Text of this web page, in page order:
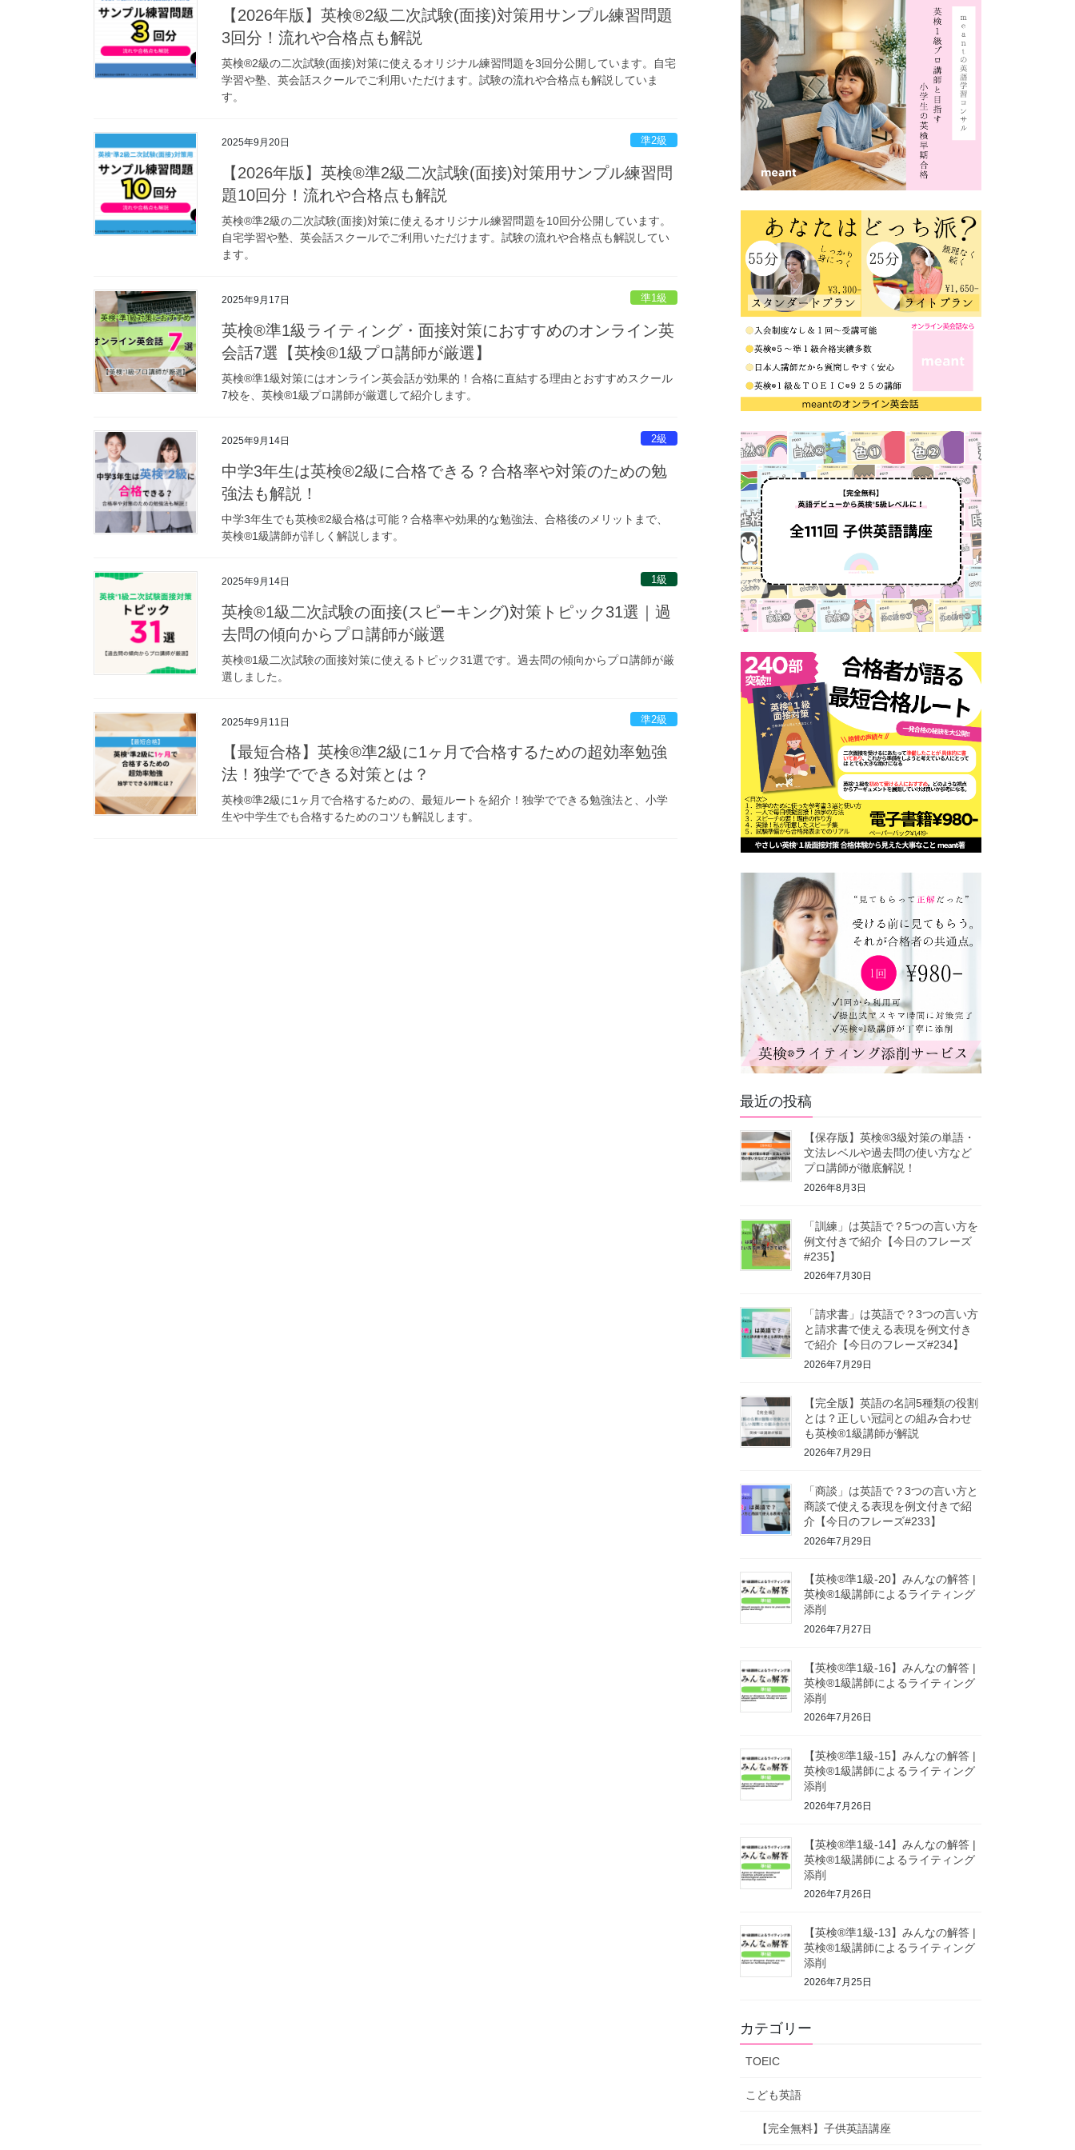
【2026年版】英検®2級二次試験(面接)対策用サンプル練習問題
3回分！流れや合格点も解説
英検®2級の二次試験(面接)対策に使えるオリジナル練習問題を3回分公開しています。自宅
学習や塾、英会話スクールでご利用いただけます。試験の流れや合格点も解説していま
す。
2025年9月20日 準2級
【2026年版】英検®準2級二次試験(面接)対策用サンプル練習問
題10回分！流れや合格点も解説
英検®準2級の二次試験(面接)対策に使えるオリジナル練習問題を10回分公開しています。
自宅学習や塾、英会話スクールでご利用いただけます。試験の流れや合格点も解説してい
ます。
2025年9月17日 準1級
英検®準1級ライティング・面接対策におすすめのオンライン英
会話7選【英検®1級プロ講師が厳選】
英検®準1級対策にはオンライン英会話が効果的！合格に直結する理由とおすすめスクール
7校を、英検®1級プロ講師が厳選して紹介します。
2025年9月14日 2級
中学3年生は英検®2級に合格できる？合格率や対策のための勉
強法も解説！
中学3年生でも英検®2級合格は可能？合格率や効果的な勉強法、合格後のメリットまで、
英検®1級講師が詳しく解説します。
2025年9月14日 1級
英検®1級二次試験の面接(スピーキング)対策トピック31選｜過
去問の傾向からプロ講師が厳選
英検®1級二次試験の面接対策に使えるトピック31選です。過去問の傾向からプロ講師が厳
選しました。
2025年9月11日 準2級
【最短合格】英検®準2級に1ヶ月で合格するための超効率勉強
法！独学でできる対策とは？
英検®準2級に1ヶ月で合格するための、最短ルートを紹介！独学でできる勉強法と、小学
生や中学生でも合格するためのコツも解説します。
最近の投稿
【保存版】英検®3級対策の単語・
文法レベルや過去問の使い方など
プロ講師が徹底解説！
2026年8月3日
「訓練」は英語で？5つの言い方を
例文付きで紹介【今日のフレーズ
#235】
2026年7月30日
「請求書」は英語で？3つの言い方
と請求書で使える表現を例文付き
で紹介【今日のフレーズ#234】
2026年7月29日
【完全版】英語の名詞5種類の役割
とは？正しい冠詞との組み合わせ
も英検®1級講師が解説
2026年7月29日
「商談」は英語で？3つの言い方と
商談で使える表現を例文付きで紹
介【今日のフレーズ#233】
2026年7月29日
【英検®準1級-20】みんなの解答 |
英検®1級講師によるライティング
添削
2026年7月27日
【英検®準1級-16】みんなの解答 |
英検®1級講師によるライティング
添削
2026年7月26日
【英検®準1級-15】みんなの解答 |
英検®1級講師によるライティング
添削
2026年7月26日
【英検®準1級-14】みんなの解答 |
英検®1級講師によるライティング
添削
2026年7月26日
【英検®準1級-13】みんなの解答 |
英検®1級講師によるライティング
添削
2026年7月25日
カテゴリー
TOEIC
こども英語
【完全無料】子供英語講座